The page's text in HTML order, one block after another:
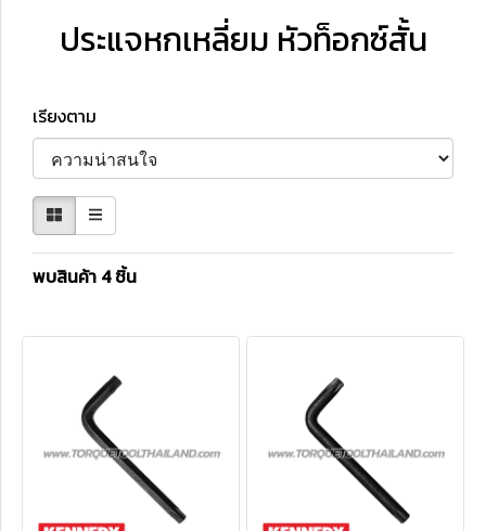
ประแจหกเหลี่ยม หัวท็อกซ์สั้น
เรียงตาม
พบสินค้า 4 ชิ้น